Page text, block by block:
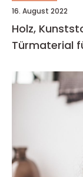
16. August 2022
Holz,
Türmaterial